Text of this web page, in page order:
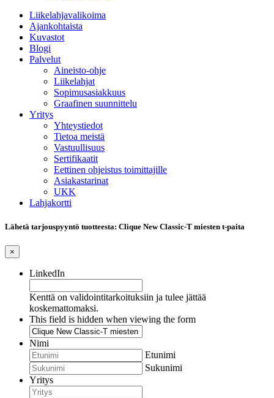
Liikelahjavalikoima
Ajankohtaista
Kuvastot
Blogi
Palvelut
Aineisto-ohje
Liikelahjat
Sopimusasiakkuus
Graafinen suunnittelu
Yritys
Yhteystiedot
Tietoa meistä
Vastuullisuus
Sertifikaatit
Eettinen ohjeistus toimittajille
Asiakastarinat
UKK
Lahjakortti
Lähetä tarjouspyyntö tuotteesta: Clique New Classic-T miesten t-paita
×
LinkedIn
Kenttä on validointitarkoituksiin ja tulee jättää
koskemattomaksi.
This field is hidden when viewing the form
Nimi
Etunimi
Sukunimi
Yritys